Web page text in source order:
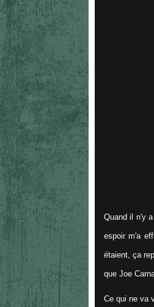
Quand il n'y
espoir m'a
étaient, ça
que Joe
Ce qui ne va